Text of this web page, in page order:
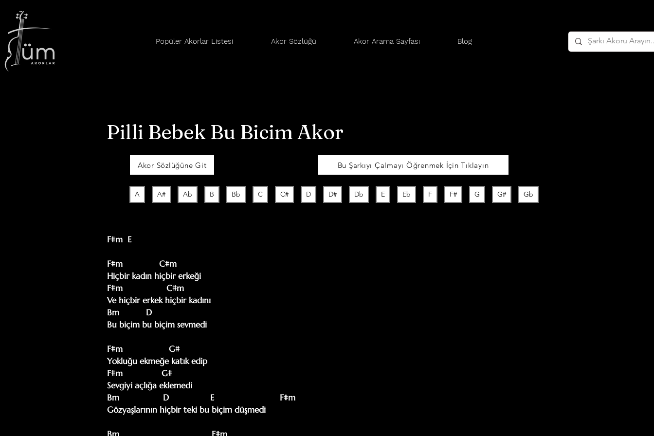
Popüler Akorlar Listesi Akor Sözlüğü Akor Arama Sayfası Blog
Pilli Bebek Bu Bicim Akor
Akor Sözlüğüne Git Bu Şarkıyı Çalmayı Öğrenmek İçin Tıklayın
A A# Ab B Bb C C# D D# Db E Eb F F# G G# Gb
F#m  E
F#m               C#m
Hiçbir kadın hiçbir erkeği
F#m                  C#m
Ve hiçbir erkek hiçbir kadını
Bm           D
Bu biçim bu biçim sevmedi
F#m                   G#
Yokluğu ekmeğe katık edip
F#m                G#
Sevgiyi açlığa eklemedi
Bm                  D                 E                           F#m
Gözyaşlarının hiçbir teki bu biçim düşmedi